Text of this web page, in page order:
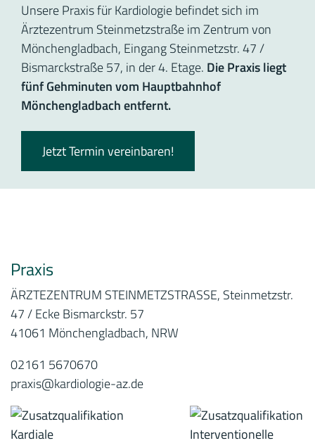
Unsere Praxis für Kardiologie befindet sich im
Ärztezentrum Steinmetzstraße im Zentrum von
Mönchengladbach, Eingang Steinmetzstr. 47 /
Bismarckstraße 57, in der 4. Etage. Die Praxis liegt
fünf Gehminuten vom Hauptbahnhof
Mönchengladbach entfernt.
Jetzt Termin vereinbaren!
Praxis
ÄRZTEZENTRUM STEINMETZSTRASSE, Steinmetzstr.
47 / Ecke Bismarckstr. 57
41061 Mönchengladbach, NRW
02161 5670670
praxis@kardiologie-az.de